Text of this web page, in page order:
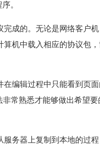
。
完成的。无论是网络客户
机中载入相应的协议包
在编辑过程中只能看到页
常熟悉才能够做出希望
服务器上复制到本地的过